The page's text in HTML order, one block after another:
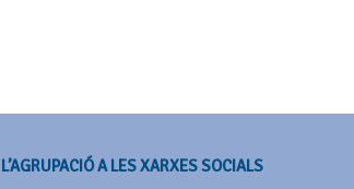
L’AGRUPACIÓ A LES XARXES SOCIALS